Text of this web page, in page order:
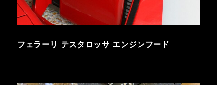
フェラーリ テスタロッサ エンジンフード